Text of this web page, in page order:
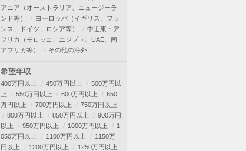
アニア（オーストラリア、ニュージーラ
ンド等）
ヨーロッパ（イギリス、フラ
ンス、ドイツ、ロシア等）
中近東・ア
フリカ（モロッコ、エジプト、UAE、南
アフリカ等）
その他の海外
希望年収
400万円以上 450万円以上
500万円以
上
550万円以上 600万円以上
650
万円以上
700万円以上
750万円以上
800万円以上
850万円以上
900万円
以上
950万円以上 1000万円以上
1
050万円以上
1100万円以上
1150万
円以上
1200万円以上
1250万円以上